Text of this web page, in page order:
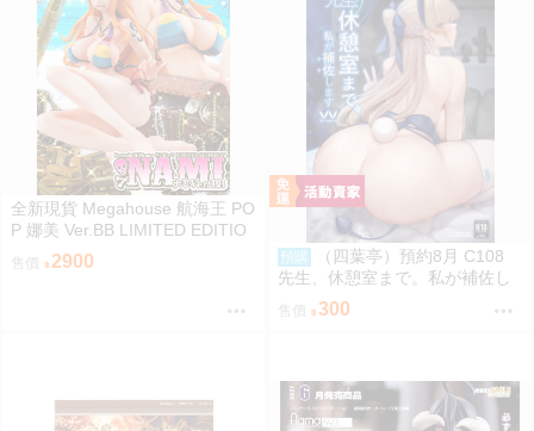
全新現貨 Megahouse 航海王 PO
P 娜美 Ver.BB LIMITED EDITIO
N PVC2900 預購
（四葉亭）預約8月 C108
先生、休憩室まで。私が補佐し
ますVV かのぱん
300